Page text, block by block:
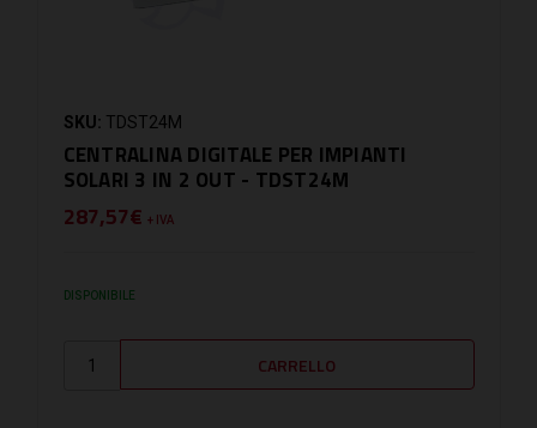
SKU: TDST24M
CENTRALINA DIGITALE PER IMPIANTI
SOLARI 3 IN 2 OUT - TDST24M
287,57€ + IVA
DISPONIBILE